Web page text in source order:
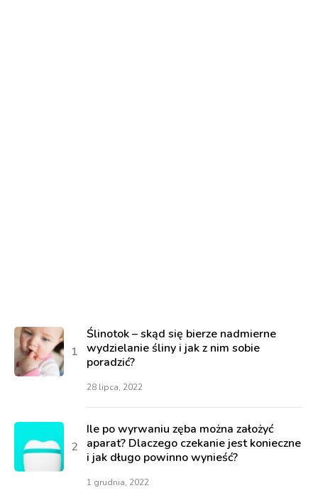
Ślinotok – skąd się bierze nadmierne
wydzielanie śliny i jak z nim sobie
poradzić?
28 lipca, 2022
Ile po wyrwaniu zęba można założyć
aparat? Dlaczego czekanie jest konieczne
i jak długo powinno wynieść?
1 grudnia, 2022